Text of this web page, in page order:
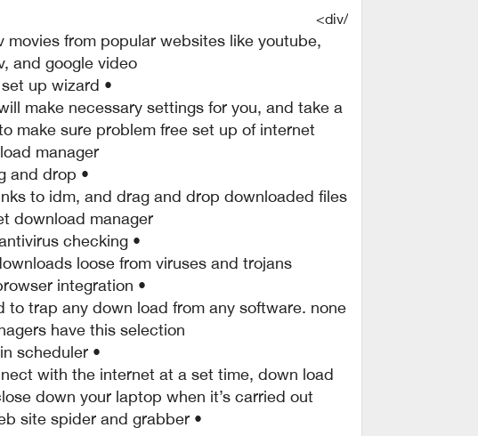
/div>
from popular websites like youtube,
and google video.
• simple set up wizard.
make necessary settings for you, and take a
make sure problem free set up of internet
manager
• drag and drop.
to idm, and drag and drop downloaded files
download manager.
• automatic antivirus checking.
loose from viruses and trojans.
• advanced browser integration.
trap any down load from any software. none
have this selection.
• built-in scheduler.
with the internet at a set time, down load
down your laptop when it’s carried out.
• idm includes net web site spider and grabber.